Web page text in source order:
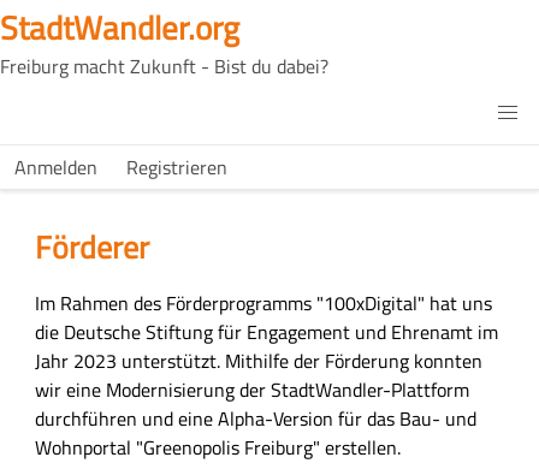
Direkt
zum
Inhalt
StadtWandler.org
Freiburg macht Zukunft - Bist du dabei?
Main
H4C
USER
Anmelden Registrieren
Förderer
H
a
u
p
t
-
Im Rahmen des Förderprogramms "100xDigital" hat uns
die Deutsche Stiftung für Engagement und Ehrenamt im
Jahr 2023 unterstützt. Mithilfe der Förderung konnten
wir eine Modernisierung der StadtWandler-Plattform
durchführen und eine Alpha-Version für das Bau- und
Wohnportal "Greenopolis Freiburg" erstellen.